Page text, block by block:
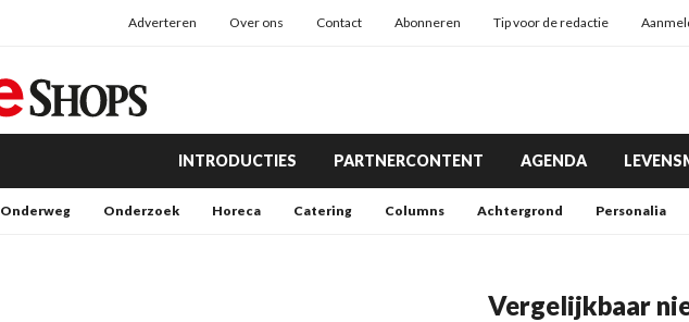
Adverteren Over ons Contact Abonneren Tip voor de redactie
INTRODUCTIES PARTNERCONTENT AGENDA
Onderweg Onderzoek Horeca Catering Columns Achtergrond Personalia
Vergelijkbaar